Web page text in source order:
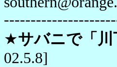
★サバニで「
02.5.8]